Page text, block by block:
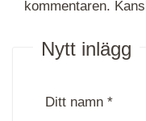
kommentaren.
Nytt inlägg
Ditt namn *